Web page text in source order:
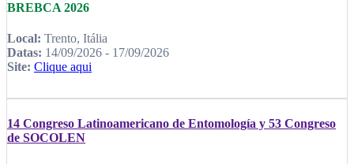
BREBCA 2026
Local: Trento, Itália
Datas: 14/09/2026 - 17/09/2026
Site: Clique aqui
14 Congreso Latinoamericano de Entomología y 53 Congreso
de SOCOLEN